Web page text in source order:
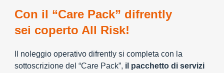
Con il “Care Pack” difrently
sei coperto All Risk!
Il noleggio operativo difrently si completa con la
sottoscrizione del “Care Pack”, il pacchetto di servizi